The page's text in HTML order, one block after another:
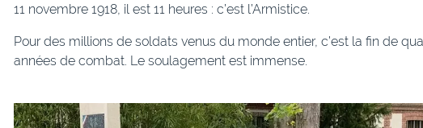
11 novembre 1918, il est 11 heures : c’est l’Armistice.
Pour des millions de soldats venus du monde entier, c’est la fin de
années de combat. Le soulagement est immense.